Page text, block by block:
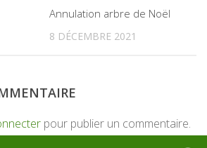
Annulation arbre de Noël
8 DÉCEMBRE 2021
pour publier un commentaire.